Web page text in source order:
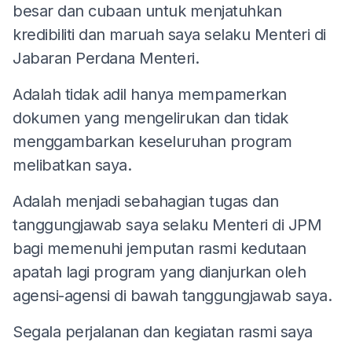
besar dan cubaan untuk menjatuhkan
kredibiliti dan maruah saya selaku Menteri di
Jabaran Perdana Menteri.
Adalah tidak adil hanya mempamerkan
dokumen yang mengelirukan dan tidak
menggambarkan keseluruhan program
melibatkan saya.
Adalah menjadi sebahagian tugas dan
tanggungjawab saya selaku Menteri di JPM
bagi memenuhi jemputan rasmi kedutaan
apatah lagi program yang dianjurkan oleh
agensi-agensi di bawah tanggungjawab saya.
Segala perjalanan dan kegiatan rasmi saya